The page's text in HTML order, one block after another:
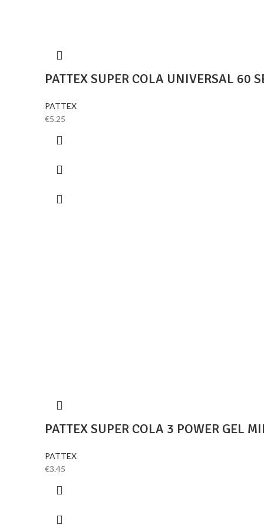
PATTEX SUPER COLA UNIVERSAL 60
PATTEX
€5.25
PATTEX SUPER COLA 3 POWER GEL
PATTEX
€3.45